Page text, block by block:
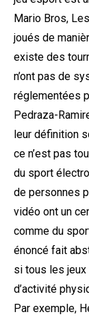
Mario Bros,
joués de
existe des
n’ont pas de
réglementées
Pedraza-
leur définition
ce n’est pas
du sport
de personnes
vidéo ont un
comme du
énoncé fait
si tous les jeux
d’activité
Par exemple,